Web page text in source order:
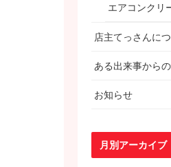
エアコンクリ
店主てっさんに
ある出来事から
お知らせ
月別アーカイブ